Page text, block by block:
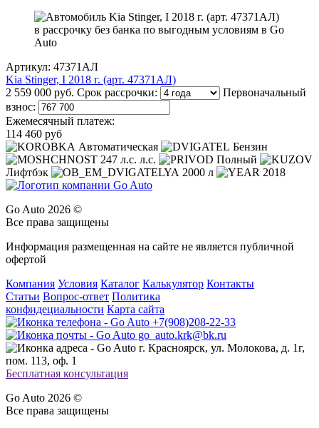
Артикул: 47371АЛ
Kia Stinger, I 2018 г. (арт. 47371АЛ)
2 559 000 руб. Срок рассрочки:
Первоначальный
взнос:
Ежемесячный платеж:
114 460 руб
Автоматическая
Бензин
247 л.с. л.с.
Полный
Лифтбэк
2000 л 2018
Go Auto 2026 ©
Все права защищены
Информация размещенная на сайте не является публичной
офертой
Компания Условия Каталог Калькулятор Контакты
Статьи Вопрос-ответ Политика
конфидециальности Карта сайта
+7(908)208-22-33
go_auto.krk@bk.ru
г. Красноярск, ул. Молокова, д. 1г,
пом. 113, оф. 1
Бесплатная консультация
Go Auto 2026 ©
Все права защищены